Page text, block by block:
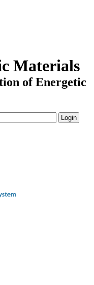
Materials
of Energetic